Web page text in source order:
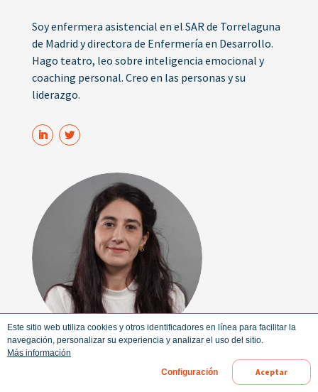
Este sitio web utiliza cookies y otros identificadores en línea para facilitar la
navegación, personalizar su experiencia y analizar el uso del sitio.
Más información
Configuración Aceptar
Soy enfermera asistencial en el SAR de Torrelaguna
de Madrid y directora de Enfermería en Desarrollo.
Hago teatro, leo sobre inteligencia emocional y
coaching personal. Creo en las personas y su
liderazgo.